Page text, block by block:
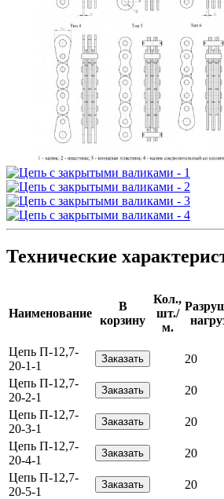
Технические
Наименование
В
корзину
Кол.,
шт./
м.
Цепь П-12,7-
20-1-1
20
Цепь П-12,7-
20-2-1
20
Цепь П-12,7-
20-3-1
20
Цепь П-12,7-
20-4-1
20
Цепь П-12,7-
20-5-1
20